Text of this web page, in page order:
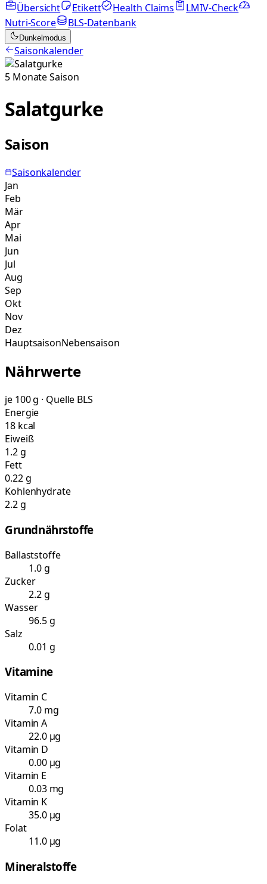
Übersicht
Etikett Health Claims
LMIV-Check
Nutri-Score
BLS-Datenbank
Dunkelmodus
Saisonkalender
5 MonateSaison
Salatgurke
Saison
Saisonkalender
Jan
Feb
Mär
Apr
Mai
Jun
Jul
Aug
Sep
Okt
Nov
Dez
HauptsaisonNebensaison
Nährwerte
je 100 g · Quelle BLS
Energie
18 kcal
Eiweiß
1.2 g
Fett
0.22 g
Kohlenhydrate
2.2 g
Grundnährstoffe
Ballaststoffe
1.0 g
Zucker
2.2 g
Wasser
96.5 g
Salz
0.01 g
Vitamine
Vitamin C
7.0 mg
Vitamin A
22.0 µg
Vitamin D
0.00 µg
Vitamin E
0.03 mg
Vitamin K
35.0 µg
Folat
11.0 µg
Mineralstoffe